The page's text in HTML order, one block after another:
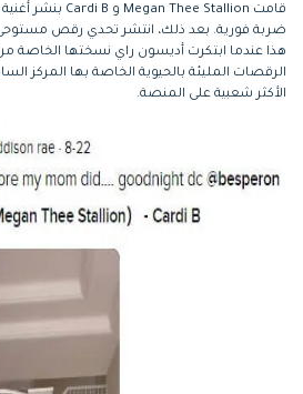
هذا عندما ابتكرت أديسون راي نسختها الخاصة
الرقصات المليئة بالحيوية الخاصة بها المركز
الأكثر شعبية على المنصة.